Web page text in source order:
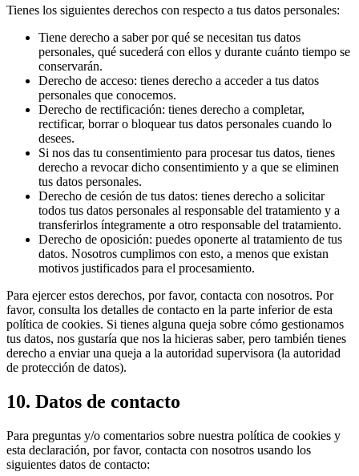
Tienes los siguientes derechos con respecto a tus datos personales:
Tiene derecho a saber por qué se necesitan tus datos
personales, qué sucederá con ellos y durante cuánto tiempo se
conservarán.
Derecho de acceso: tienes derecho a acceder a tus datos
personales que conocemos.
Derecho de rectificación: tienes derecho a completar,
rectificar, borrar o bloquear tus datos personales cuando lo
desees.
Si nos das tu consentimiento para procesar tus datos, tienes
derecho a revocar dicho consentimiento y a que se eliminen
tus datos personales.
Derecho de cesión de tus datos: tienes derecho a solicitar
todos tus datos personales al responsable del tratamiento y a
transferirlos íntegramente a otro responsable del tratamiento.
Derecho de oposición: puedes oponerte al tratamiento de tus
datos. Nosotros cumplimos con esto, a menos que existan
motivos justificados para el procesamiento.
Para ejercer estos derechos, por favor, contacta con nosotros. Por
favor, consulta los detalles de contacto en la parte inferior de esta
política de cookies. Si tienes alguna queja sobre cómo gestionamos
tus datos, nos gustaría que nos la hicieras saber, pero también tienes
derecho a enviar una queja a la autoridad supervisora (la autoridad
de protección de datos).
10. Datos de contacto
Para preguntas y/o comentarios sobre nuestra política de cookies y
esta declaración, por favor, contacta con nosotros usando los
siguientes datos de contacto: